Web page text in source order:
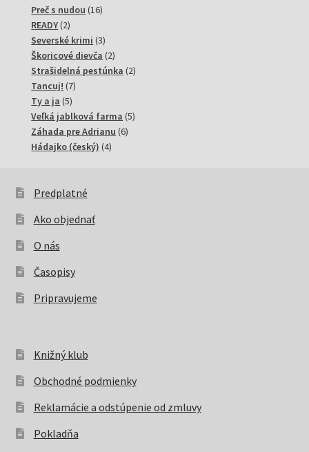
produktov
Preč s nudou 1616
READY 22
produkty
Severské krimi 33
produkty
Škoricové dievča 22
produkty
Strašidelná pestúnka 22
Tancuj! 77
Ty a ja 55
produktov
Veľká jablková farma 55
Záhada pre Adrianu 66
Hádajko (český) 44
Predplatné
Ako objednať
O nás
Časopisy
Pripravujeme
Knižný klub
Obchodné podmienky
Reklamácie a odstúpenie od zmluvy
Pokladňa